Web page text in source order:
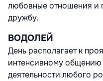
любовные отношения и
дружбу.
ВОДОЛЕЙ
День располагает к
интенсивному общению
деятельности любого